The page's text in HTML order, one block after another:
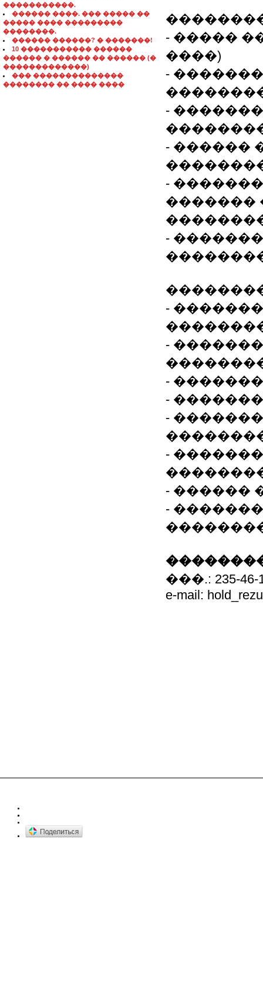
�����������.
������ ����. ��� ����� ��
����� ���� ���������
��������.
������ ������? � �������!
10 ����������� ������
������ � ������ �� ������ (�
�������������)
��� ��������������
�������� �� ���� ����
- �����
����)
-
-
- ������
-
�������
-
-
-
-
-
-
-
- ������
-
���.: 235-46-
e-mail: